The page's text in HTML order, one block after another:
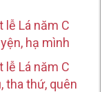
lễ Lá năm C
hạ mình
lễ Lá năm C
tha thứ, quên